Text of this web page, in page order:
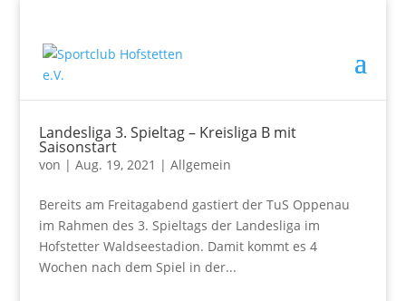
Landesliga 3. Spieltag – Kreisliga B mit
Saisonstart
von | Aug. 19, 2021 | Allgemein
Bereits am Freitagabend gastiert der TuS Oppenau
im Rahmen des 3. Spieltags der Landesliga im
Hofstetter Waldseestadion. Damit kommt es 4
Wochen nach dem Spiel in der...